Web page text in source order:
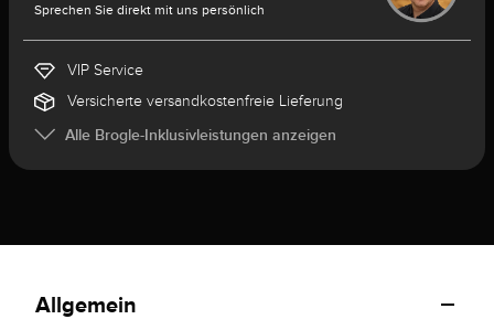
Sprechen Sie direkt mit uns persönlich
VIP Service
Versicherte versandkostenfreie Lieferung
Alle Brogle-Inklusivleistungen anzeigen
Allgemein